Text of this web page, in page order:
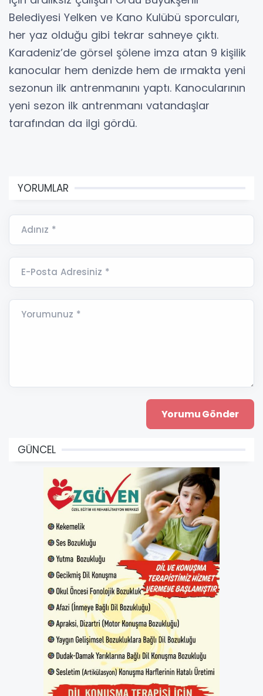
Belediyesi Yelken ve Kano Kulübü sporcuları,
her yaz olduğu gibi tekrar sahneye çıktı.
Karadeniz’de görsel şölene imza atan 9 kişilik
kanocular hem denizde hem de ırmakta yeni
sezonun ilk antrenmanını yaptı. Kanocularının
yeni sezon ilk antrenmanı vatandaşlar
tarafından da ilgi gördü.
YORUMLAR
Adınız *
E-Posta Adresiniz *
Yorumunuz *
GÜNCEL